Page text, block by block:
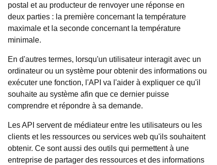
postal et au producteur de renvoyer une réponse en
deux parties : la première concernant la température
maximale et la seconde concernant la température
minimale.
En d'autres termes, lorsqu'un utilisateur interagit avec un
ordinateur ou un système pour obtenir des informations ou
exécuter une fonction, l'API va l'aider à expliquer ce qu'il
souhaite au système afin que ce dernier puisse
comprendre et répondre à sa demande.
Les API servent de médiateur entre les utilisateurs ou les
clients et les ressources ou services web qu'ils souhaitent
obtenir. Ce sont aussi des outils qui permettent à une
entreprise de partager des ressources et des informations